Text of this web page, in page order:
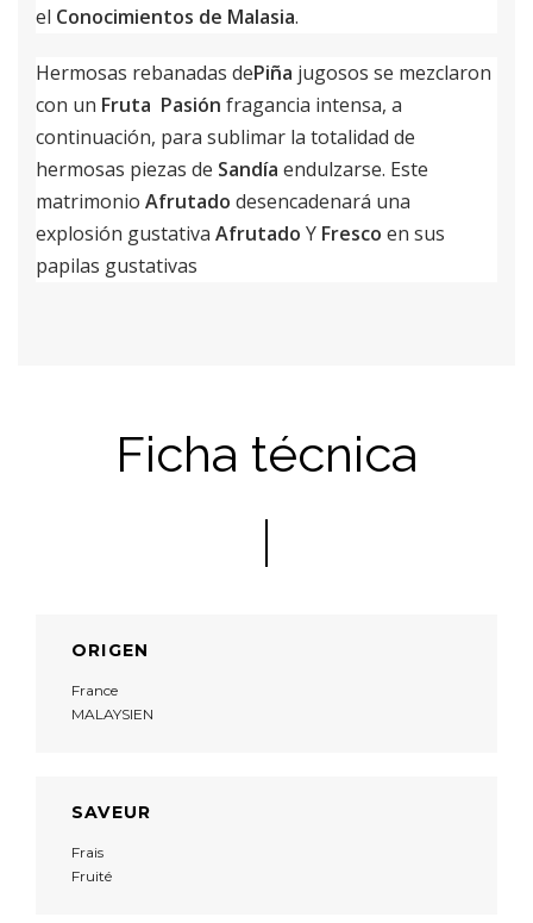
el Conocimientos de Malasia.
Hermosas rebanadas dePiña jugosos se mezclaron
con un Fruta Pasión fragancia intensa, a
continuación, para sublimar la totalidad de
hermosas piezas de Sandía endulzarse. Este
matrimonio Afrutado desencadenará una
explosión gustativa Afrutado Y Fresco en sus
papilas gustativas
Ficha técnica
ORIGEN
France
MALAYSIEN
SAVEUR
Frais
Fruité